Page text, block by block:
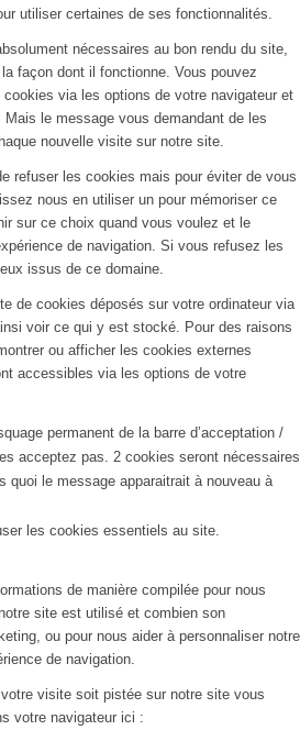
utiliser certaines de ses fonctionnalités.
nécessaires au bon rendu du site,
façon dont il fonctionne. Vous pouvez
via les options de votre navigateur et
le message vous demandant de les
nouvelle visite sur notre site.
refuser les cookies mais pour éviter de vous
nous en utiliser un pour mémoriser ce
sur ce choix quand vous voulez et le
de navigation. Si vous refusez les
issus de ce domaine.
de cookies déposés sur votre ordinateur via
voir ce qui y est stocké. Pour des raisons
ou afficher les cookies externes
accessibles via les options de votre
permanent de la barre d’acceptation /
acceptez pas. 2 cookies seront nécessaires
quoi le message apparaitrait à nouveau à
les cookies essentiels au site.
de manière compilée pour nous
site est utilisé et combien son
ou pour nous aider à personnaliser notre
de navigation.
visite soit pistée sur notre site vous
votre navigateur ici :